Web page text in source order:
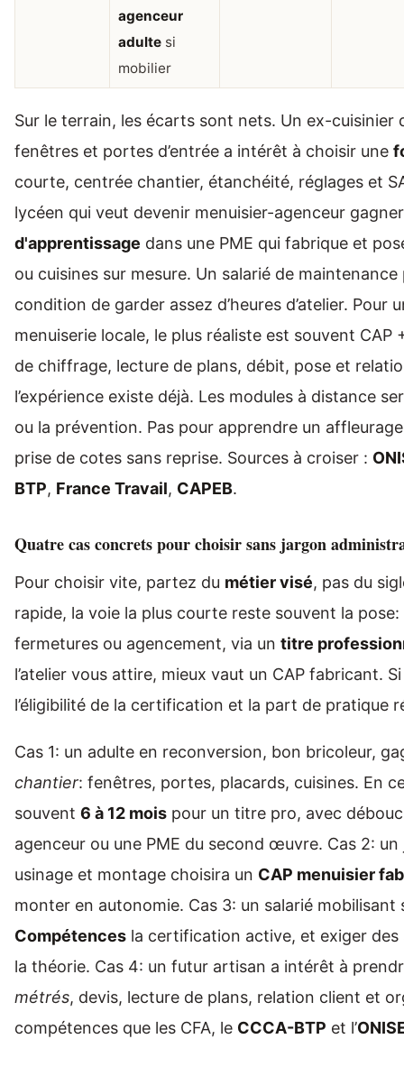
agenceur
adulte si
mobilier
Sur le terrain, les écarts sont nets. Un ex-cuisinier
fenêtres et portes d’entrée a intérêt à choisir une
courte, centrée chantier, étanchéité, réglages et
lycéen qui veut devenir menuisier-agenceur
d'apprentissage dans une PME qui fabrique et
ou cuisines sur mesure. Un salarié de
condition de garder assez d’heures d’atelier. Pour
menuiserie locale, le plus réaliste est souvent
de chiffrage, lecture de plans, débit, pose et
l’expérience existe déjà. Les modules à distance
ou la prévention. Pas pour apprendre un
prise de cotes sans reprise. Sources à croiser :
BTP, France Travail, CAPEB.
Quatre cas concrets pour choisir sans jargon
Pour choisir vite, partez du métier visé, pas du
rapide, la voie la plus courte reste souvent la
fermetures ou agencement, via un titre
l’atelier vous attire, mieux vaut un CAP fabricant.
l’éligibilité de la certification et la part de pratique
Cas 1: un adulte en reconversion, bon bricoleur,
chantier: fenêtres, portes, placards, cuisines. En
souvent 6 à 12 mois pour un titre pro, avec
agenceur ou une PME du second œuvre. Cas 2: un
usinage et montage choisira un CAP menuisier
monter en autonomie. Cas 3: un salarié
Compétences la certification active, et exiger des
la théorie. Cas 4: un futur artisan a intérêt à
métrés, devis, lecture de plans, relation client et
compétences que les CFA, le CCCA-BTP et l’